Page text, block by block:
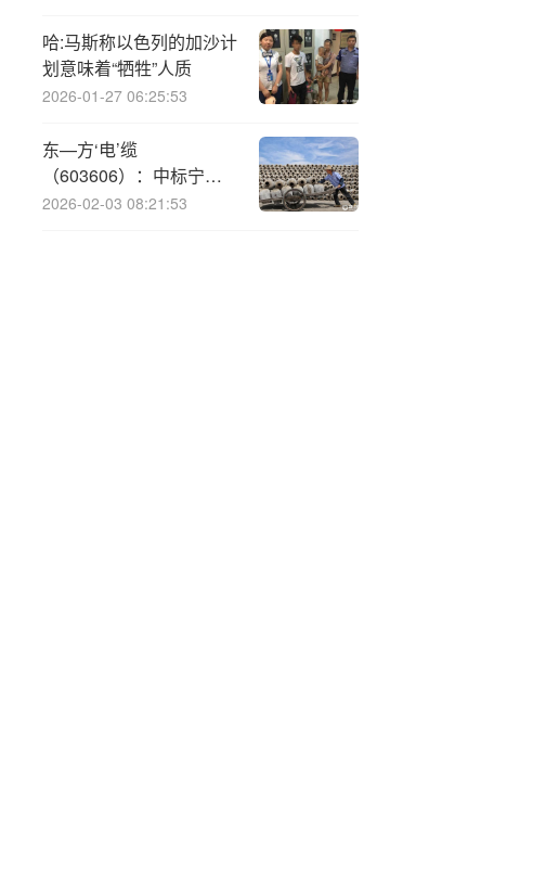
哈:马斯称以色列的加沙计
划意味着“牺牲”人质
2026-01-27 06:25:53
东—方‘电’缆
（603606）：中标宁波
智邦市政工程有限公司采
2026-02-03 08:21:53